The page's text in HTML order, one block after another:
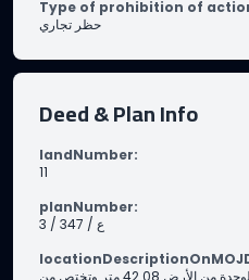
Type of prohibition of
حظر تجاري
Deed & Plan Info
landNumber:
11
planNumber:
3 / 347 / ع
حي الروضة بمدينة جدة مساحة الوحدة من الأرض 42.08 متر وتختص من